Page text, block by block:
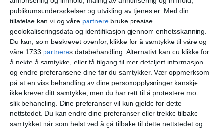
publikumsundersøkelser og utvikling av tjenester. Med din
tillatelse kan vi og våre partnere bruke presise
geolokaliseringsdata og identifikasjon gjennom enhetsskanning.
Du kan, som beskrevet ovenfor, klikke for å samtykke til våre og
våre 1733 partneres databehandling. Alternativt kan du klikke for
å nekte å samtykke, eller få tilgang til mer detaljert informasjon
og endre preferansene dine før du samtykker. Vær oppmerksom
på at en viss behandling av dine personopplysninger kanskje
ikke krever ditt samtykke, men du har rett til å protestere mot
slik behandling. Dine preferanser vil kun gjelde for dette
nettstedet. Du kan endre dine preferanser eller trekke tilbake
samtykket når som helst ved å gå tilbake til dette nettstedet og